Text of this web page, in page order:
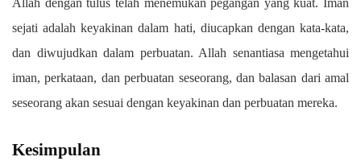
Allah dengan tulus telah menemukan pegangan yang kuat. Iman
sejati adalah keyakinan dalam hati, diucapkan dengan kata-kata,
dan diwujudkan dalam perbuatan. Allah senantiasa mengetahui
iman, perkataan, dan perbuatan seseorang, dan balasan dari amal
seseorang akan sesuai dengan keyakinan dan perbuatan mereka.
Kesimpulan